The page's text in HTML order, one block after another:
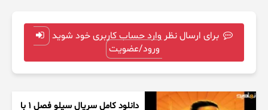
برای ارسال نظر وارد حساب کاربری خود شوید
ورود/عضویت
دانلود کامل سریال سیلو فصل ۱ با